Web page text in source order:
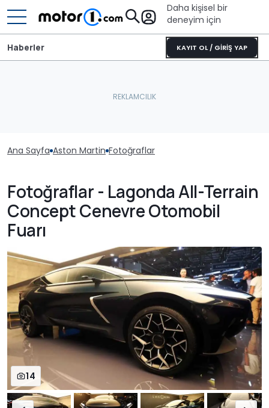
Daha kişisel bir
deneyim için
KAYIT OL / GİRİŞ YAP
Haberler
Ana Sayfa Aston Martin Fotoğraflar
Fotoğraflar - Lagonda All-Terrain
Concept Cenevre Otomobil
Fuarı
14